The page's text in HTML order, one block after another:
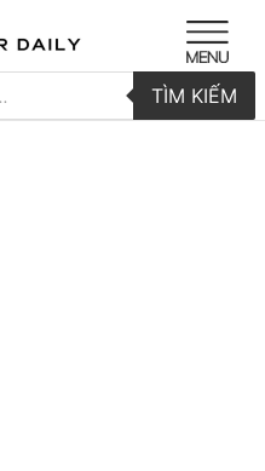
TÌM KIẾM